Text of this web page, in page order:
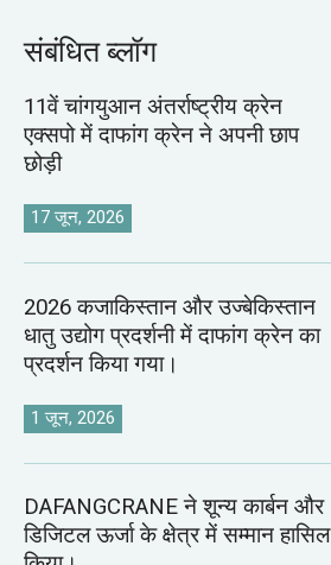
संबंधित ब्लॉग
11वें चांगयुआन अंतर्राष्ट्रीय क्रेन
एक्सपो में दाफांग क्रेन ने अपनी छाप
छोड़ी
17 जून, 2026
2026 कजाकिस्तान और उज्बेकिस्तान
धातु उद्योग प्रदर्शनी में दाफांग क्रेन का
प्रदर्शन किया गया।
1 जून, 2026
DAFANGCRANE ने शून्य कार्बन और
डिजिटल ऊर्जा के क्षेत्र में सम्मान हासिल